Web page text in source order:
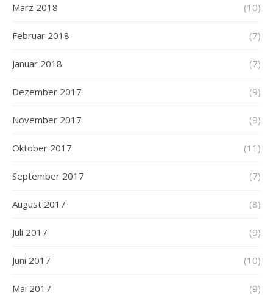
März 2018 (10)
Februar 2018 (7)
Januar 2018 (7)
Dezember 2017 (9)
November 2017 (9)
Oktober 2017 (11)
September 2017 (7)
August 2017 (8)
Juli 2017 (9)
Juni 2017 (10)
Mai 2017 (9)